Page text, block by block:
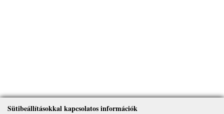
Sütibeállításokkal kapcsolatos információk